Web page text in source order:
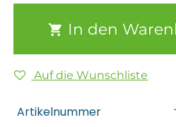
In den
Auf die Wunschliste
Artikelnummer